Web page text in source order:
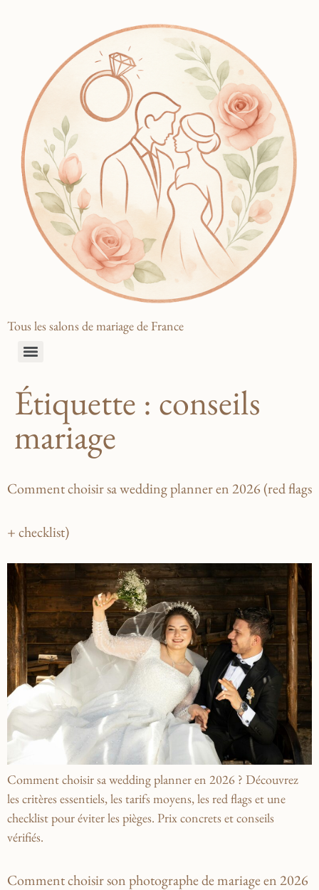
Tous les salons de mariage de France
Étiquette : conseils
mariage
Comment choisir sa wedding planner en 2026 (red flags
+ checklist)
Comment choisir sa wedding planner en 2026 ? Découvrez
les critères essentiels, les tarifs moyens, les red flags et une
checklist pour éviter les pièges. Prix concrets et conseils
vérifiés.
Comment choisir son photographe de mariage en 2026